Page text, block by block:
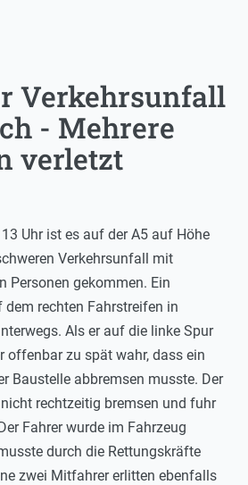
Verkehrsunfall
- Mehrere
verletzt
Uhr ist es auf der A5 auf Höhe
Verkehrsunfall mit
Personen gekommen. Ein
rechten Fahrstreifen in
Als er auf die linke Spur
offenbar zu spät wahr, dass ein
Baustelle abbremsen musste. Der
rechtzeitig bremsen und fuhr
Fahrer wurde im Fahrzeug
durch die Rettungskräfte
zwei Mitfahrer erlitten ebenfalls